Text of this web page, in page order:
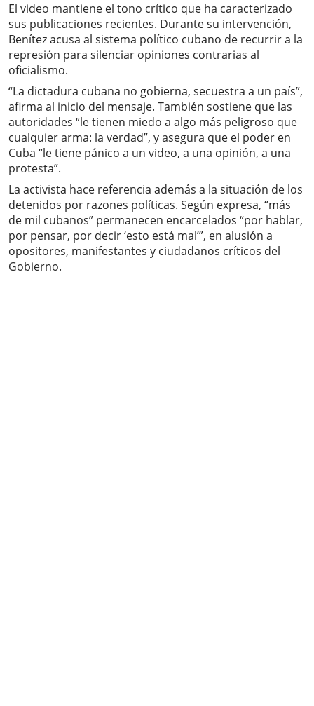
El video mantiene el tono crítico que ha caracterizado
sus publicaciones recientes. Durante su intervención,
Benítez acusa al sistema político cubano de recurrir a la
represión para silenciar opiniones contrarias al
oficialismo.
“La dictadura cubana no gobierna, secuestra a un país”,
afirma al inicio del mensaje. También sostiene que las
autoridades “le tienen miedo a algo más peligroso que
cualquier arma: la verdad”, y asegura que el poder en
Cuba “le tiene pánico a un video, a una opinión, a una
protesta”.
La activista hace referencia además a la situación de los
detenidos por razones políticas. Según expresa, “más
de mil cubanos” permanecen encarcelados “por hablar,
por pensar, por decir ‘esto está mal’”, en alusión a
opositores, manifestantes y ciudadanos críticos del
Gobierno.